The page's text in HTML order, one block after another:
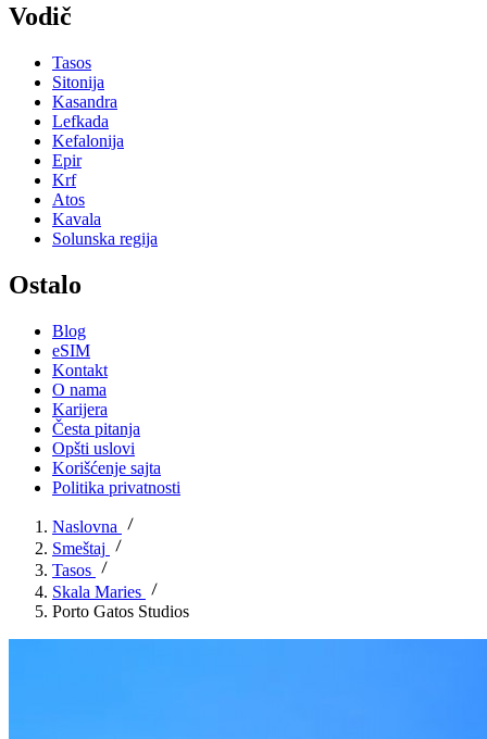
Vodič
Tasos
Sitonija
Kasandra
Lefkada
Kefalonija
Epir
Krf
Atos
Kavala
Solunska regija
Ostalo
Blog
eSIM
Kontakt
O nama
Karijera
Česta pitanja
Opšti uslovi
Korišćenje sajta
Politika privatnosti
Naslovna
Smeštaj
Tasos
Skala Maries
Porto Gatos Studios